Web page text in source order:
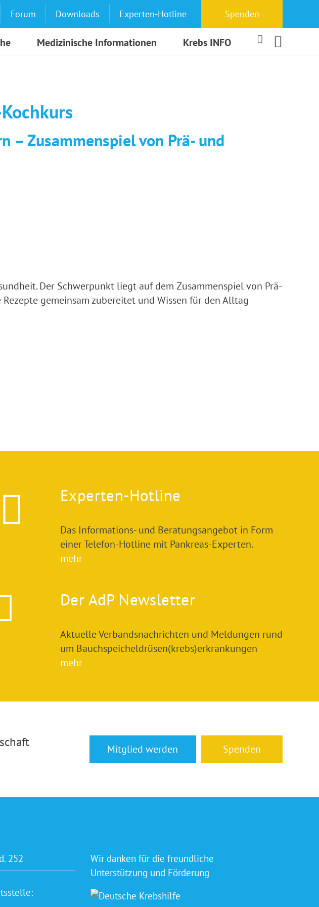
Forum Downloads Experten-Hotline Spenden
Medizinische Informationen Krebs INFO
– Zusammenspiel von Prä- und
Der Schwerpunkt liegt auf dem Zusammenspiel von Prä-
gemeinsam zubereitet und Wissen für den Alltag
Experten-Hotline
Das Informations- und Beratungsangebot in Form
einer Telefon-Hotline mit Pankreas-Experten.
mehr
Der AdP Newsletter
Aktuelle Verbandsnachrichten und Meldungen rund
um Bauchspeicheldrüsen(krebs)erkrankungen
mehr
Mitglied werden Spenden
252
Wir danken für die freundliche
Unterstützung und Förderung